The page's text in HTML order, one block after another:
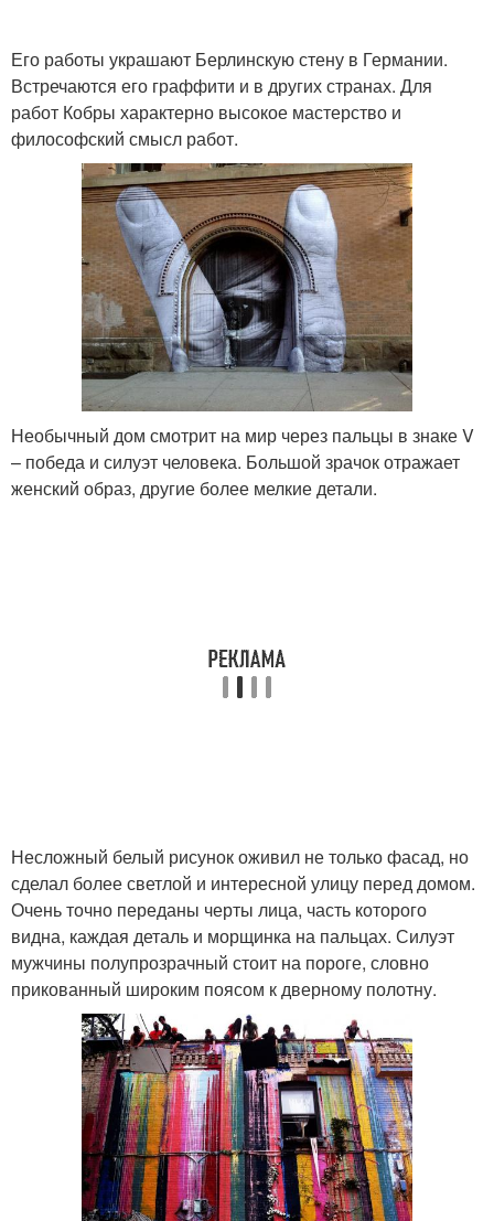
Его работы украшают Берлинскую стену в Германии.
Встречаются его граффити и в других странах. Для
работ Кобры характерно высокое мастерство и
философский смысл работ.
Необычный дом смотрит на мир через пальцы в знаке V
– победа и силуэт человека. Большой зрачок отражает
женский образ, другие более мелкие детали.
Несложный белый рисунок оживил не только фасад, но
сделал более светлой и интересной улицу перед домом.
Очень точно переданы черты лица, часть которого
видна, каждая деталь и морщинка на пальцах. Силуэт
мужчины полупрозрачный стоит на пороге, словно
прикованный широким поясом к дверному полотну.